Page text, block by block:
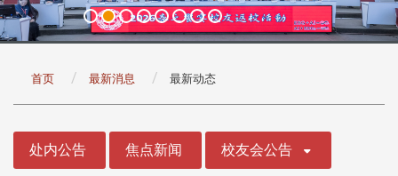
首页 最新消息 最新动态
处内公告 焦点新闻 校友会公告